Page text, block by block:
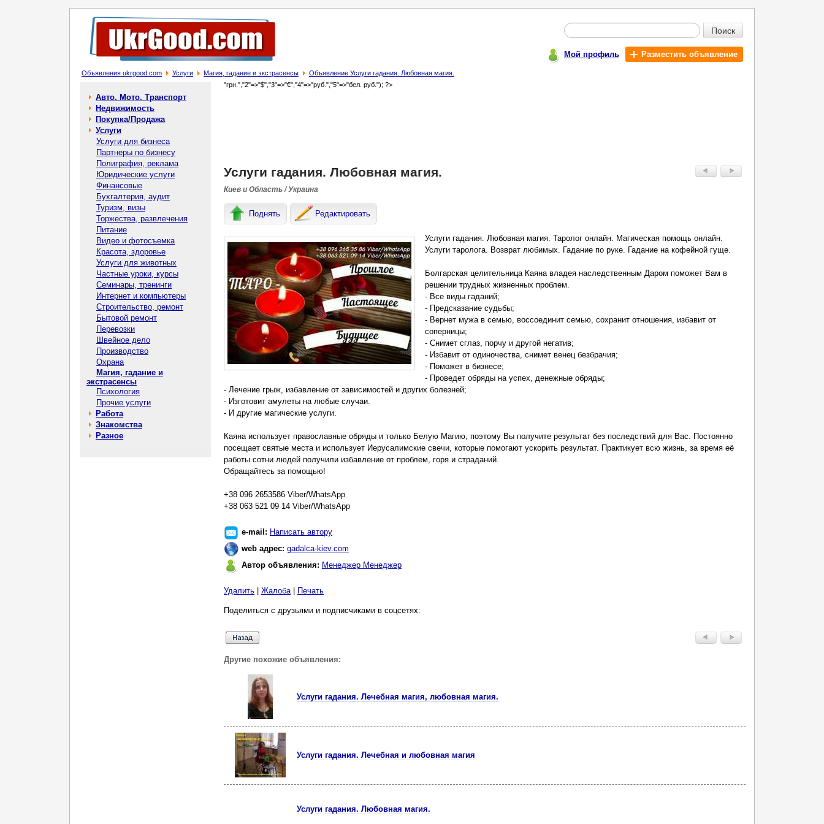
Поиск
Мой профиль Разместить объявление
Объявления ukrgood.com Услуги Магия, гадание и экстрасенсы Объявление Услуги гадания. Любовная магия.
Авто. Мото. Транспорт
Недвижимость
Покупка/Продажа
Услуги
Услуги для бизнеса
Партнеры по бизнесу
Полиграфия, реклама
Юридические услуги
Финансовые
Бухгалтерия, аудит
Туризм, визы
Торжества, развлечения
Питание
Видео и фотосъемка
Красота, здоровье
Услуги для животных
Частные уроки, курсы
Семинары, тренинги
Интернет и компьютеры
Строительство, ремонт
Бытовой ремонт
Перевозки
Швейное дело
Производство
Охрана
Магия, гадание и
экстрасенсы
Психология
Прочие услуги
Работа
Знакомства
Разное
"грн.","2"=>"$","3"=>"€","4"=>"руб.","5"=>"бел. руб."); ?>
Услуги гадания. Любовная магия.
Киев и Область / Украина
Поднять Редактировать
Услуги гадания. Любовная магия. Таролог онлайн. Магическая помощь онлайн.
Услуги таролога. Возврат любимых. Гадание по руке. Гадание на кофейной гуще.
Болгарская целительница Каяна владея наследственным Даром поможет Вам в
решении трудных жизненных проблем.
- Все виды гаданий;
- Предсказание судьбы;
- Вернет мужа в семью, воссоединит семью, сохранит отношения, избавит от
соперницы;
- Снимет сглаз, порчу и другой негатив;
- Избавит от одиночества, снимет венец безбрачия;
- Поможет в бизнесе;
- Проведет обряды на успех, денежные обряды;
- Лечение грыж, избавление от зависимостей и других болезней;
- Изготовит амулеты на любые случаи.
- И другие магические услуги.
Каяна использует православные обряды и только Белую Магию, поэтому Вы получите результат без последствий для Вас. Постоянно
посещает святые места и использует Иерусалимские свечи, которые помогают ускорить результат. Практикует всю жизнь, за время её
работы сотни людей получили избавление от проблем, горя и страданий.
Обращайтесь за помощью!
+38 096 2653586 Viber/WhatsApp
+38 063 521 09 14 Viber/WhatsApp
e-mail: Написать автору
web адрес: gadalca-kiev.com
Автор объявления: Менеджер Менеджер
Удалить Жалоба| Печать
Поделиться с друзьями и подписчиками в соцсетях:
Другие похожие объявления:
Услуги гадания. Лечебная магия, любовная магия.
Услуги гадания. Лечебная и любовная магия
Услуги гадания. Любовная магия.